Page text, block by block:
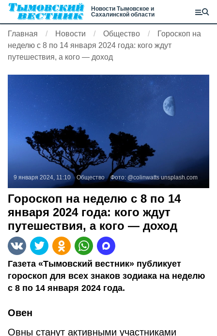
Новости Тымовское и
Сахалинской области
Главная Новости Общество
Гороскоп на
неделю с 8 по 14 января 2024 года: кого ждут
путешествия, а кого — доход
9 января 2024, 11:10 Общество Фото: @colinwatts unsplash.com
Гороскоп на неделю с 8 по 14
января 2024 года: кого ждут
путешествия, а кого — доход
Газета «Тымовский вестник» публикует
гороскоп для всех знаков зодиака на неделю
с 8 по 14 января 2024 года.
Овен
Овны станут активными участниками